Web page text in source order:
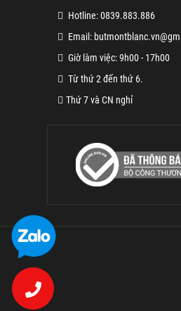
Hotline: 0839.883.886
Email:
Giờ làm việc: 9h00 - 17h00
Từ thứ 2 đến thứ 6.
Thứ 7 và CN nghỉ